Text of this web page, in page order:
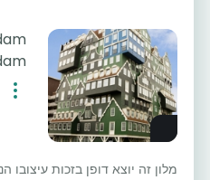
מלון זה יוצא דופן בזכות